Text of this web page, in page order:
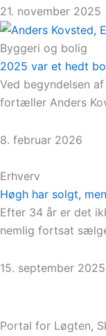
21. november 2025
Byggeri og bolig
2025 var et hedt
Ved begyndelsen
fortæller Anders
8. februar 2026
Erhverv
Høgh har solgt,
Efter 34 år er det
nemlig fortsat
15. september 2025
Portal for Løgten,